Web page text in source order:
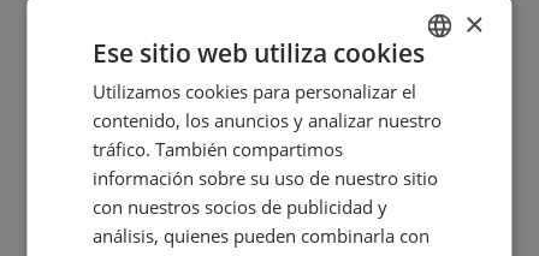
57,35€
SPANISH
ENGLISH
×
Ese sitio web utiliza cookies
Utilizamos cookies para personalizar el
contenido, los anuncios y analizar nuestro
tráfico. También compartimos
información sobre su uso de nuestro sitio
con nuestros socios de publicidad y
análisis, quienes pueden combinarla con